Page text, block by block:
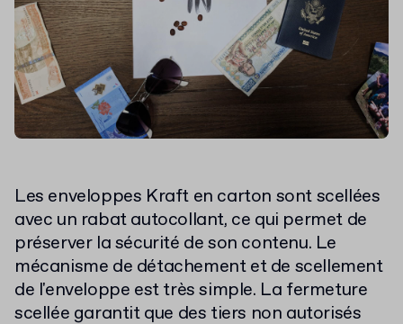
Les enveloppes Kraft en carton sont scellées
avec un rabat autocollant, ce qui permet de
préserver la sécurité de son contenu. Le
mécanisme de détachement et de scellement
de l'enveloppe est très simple. La fermeture
scellée garantit que des tiers non autorisés